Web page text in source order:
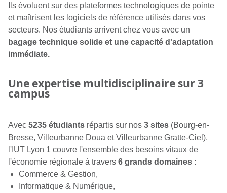
Ils évoluent sur des plateformes technologiques de pointe
et maîtrisent les logiciels de référence utilisés dans vos
secteurs. Nos étudiants arrivent chez vous avec un
bagage technique solide et une capacité d'adaptation
immédiate.
Une expertise multidisciplinaire sur 3
campus
Avec 5235 étudiants répartis sur nos 3 sites (Bourg-en-
Bresse, Villeurbanne Doua et Villeurbanne Gratte-Ciel),
l'IUT Lyon 1 couvre l'ensemble des besoins vitaux de
l'économie régionale à travers 6 grands domaines :
Commerce & Gestion,
Informatique & Numérique,